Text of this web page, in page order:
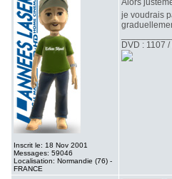
Inscrit le: 18 Nov 2001
Messages: 59046
Localisation: Normandie (76) -
FRANCE
Alors
je voudrais
DVD : 1107